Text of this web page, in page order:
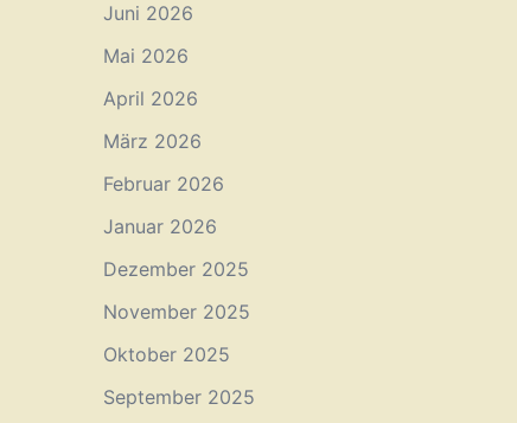
Juni 2026
Mai 2026
April 2026
März 2026
Februar 2026
Januar 2026
Dezember 2025
November 2025
Oktober 2025
September 2025